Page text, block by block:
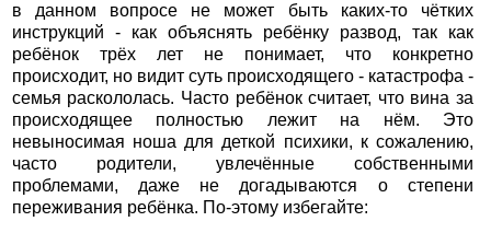
в данном вопросе не может быть каких-то чётких
инструкций - как объяснять ребёнку развод, так как
ребёнок трёх лет не понимает, что конкретно
происходит, но видит суть происходящего - катастрофа -
семья раскололась. Часто ребёнок считает, что вина за
происходящее полностью лежит на нём. Это
невыносимая ноша для деткой психики, к сожалению,
часто родители, увлечённые собственными
проблемами, даже не догадываются о степени
переживания ребёнка. По-этому избегайте: